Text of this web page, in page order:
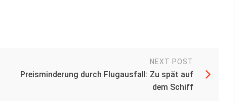
NEXT POST
Preisminderung durch Flugausfall: Zu spät auf
dem Schiff